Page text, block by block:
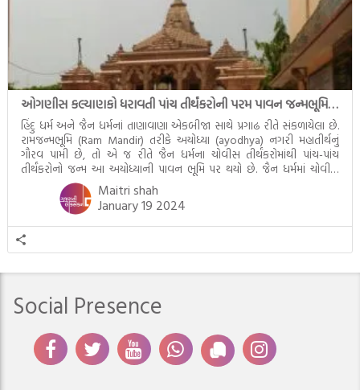
ઓગણીસ કલ્યાણકો ધરાવતી પાંચ તીર્થંકરોની પરમ પાવન જન્મભૂમિ – અયોધ્યા (Ayodhya)
હિંદુ ધર્મ અને જૈન ધર્મનાં તાણાવાણા એકબીજા સાથે પ્રગાઢ રીતે સંકળાયેલા છે.
રામજન્મભૂમિ (Ram Mandir) તરીકે અયોધ્યા (ayodhya) નગરી મહાતીર્થનું
ગૌરવ પામી છે, તો એ જ રીતે જૈન ધર્મના ચોવીસ તીર્થંકરોમાંથી પાંચ-પાંચ
તીર્થંકરોનો જન્મ આ અયોધ્યાની પાવન ભૂમિ પર થયો છે. જૈન ધર્મમાં ચોવીસ
તીર્થંકરોમાંથી પાંચ-પાંચ તીર્થંકરોનાં કલ્યાણકો અહીં આવ્યાં છે. દરેક તીર્થંકરના
જીવનની ચ્યવન(માતાના.. Read More
Maitri shah
January 19 2024
Social Presence